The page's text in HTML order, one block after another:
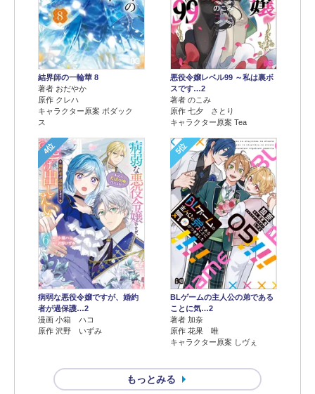
結界師の一輪華 8
著者 おだやか
原作 クレハ
キャラクター原案 ボダック
ス
悪役令嬢レベル99 ～私は裏ボ
スです…2
著者 のこみ
原作 七夕 さとり
キャラクター原案 Tea
4位
病弱な悪役令嬢ですが、婚約
者が過保護…2
漫画 小箱 ハコ
原作 沢野 いずみ
5位
BLゲームの主人公の弟である
ことに気…2
著者 加奈
原作 花果 唯
キャラクター原案 しヴぇ
もっとみる